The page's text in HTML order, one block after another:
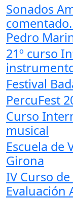
Sonados
Pedro
21º curso
Festival
PercuFest
Curso
musical
Escuela de
Girona
IV Curso
Evaluación